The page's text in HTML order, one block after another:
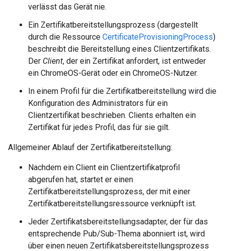
verlässt das Gerät nie.
Ein Zertifikatbereitstellungsprozess (dargestellt
durch die Ressource CertificateProvisioningProcess)
beschreibt die Bereitstellung eines Clientzertifikats.
Der Client, der ein Zertifikat anfordert, ist entweder
ein ChromeOS-Gerät oder ein ChromeOS-Nutzer.
In einem Profil für die Zertifikatbereitstellung wird die
Konfiguration des Administrators für ein
Clientzertifikat beschrieben. Clients erhalten ein
Zertifikat für jedes Profil, das für sie gilt.
Allgemeiner Ablauf der Zertifikatbereitstellung:
Nachdem ein Client ein Clientzertifikatprofil
abgerufen hat, startet er einen
Zertifikatbereitstellungsprozess, der mit einer
Zertifikatbereitstellungsressource verknüpft ist.
Jeder Zertifikatsbereitstellungsadapter, der für das
entsprechende Pub/Sub-Thema abonniert ist, wird
über einen neuen Zertifikatsbereitstellungsprozess